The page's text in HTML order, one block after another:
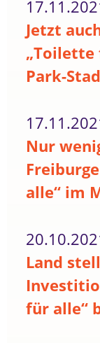
Jetzt
„Toilette
Park-
Nur
alle“ im
Land
für alle“